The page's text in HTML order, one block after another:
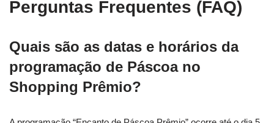
Perguntas Frequentes (FAQ)
Quais são as datas e horários da
programação de Páscoa no
Shopping Prêmio?